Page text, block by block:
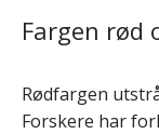
Fargen rød
Rødfargen
Forskere har